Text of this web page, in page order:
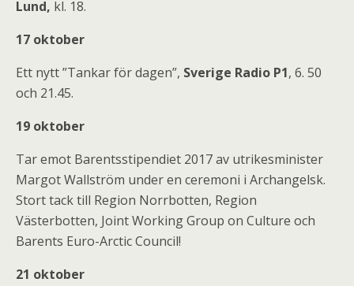
Lund, kl. 18.
17 oktober
Ett nytt ”Tankar för dagen”, Sverige Radio P1, 6. 50
och 21.45.
19 oktober
Tar emot Barentsstipendiet 2017 av utrikesminister
Margot Wallström under en ceremoni i Archangelsk.
Stort tack till Region Norrbotten, Region
Västerbotten, Joint Working Group on Culture och
Barents Euro-Arctic Council!
21 oktober